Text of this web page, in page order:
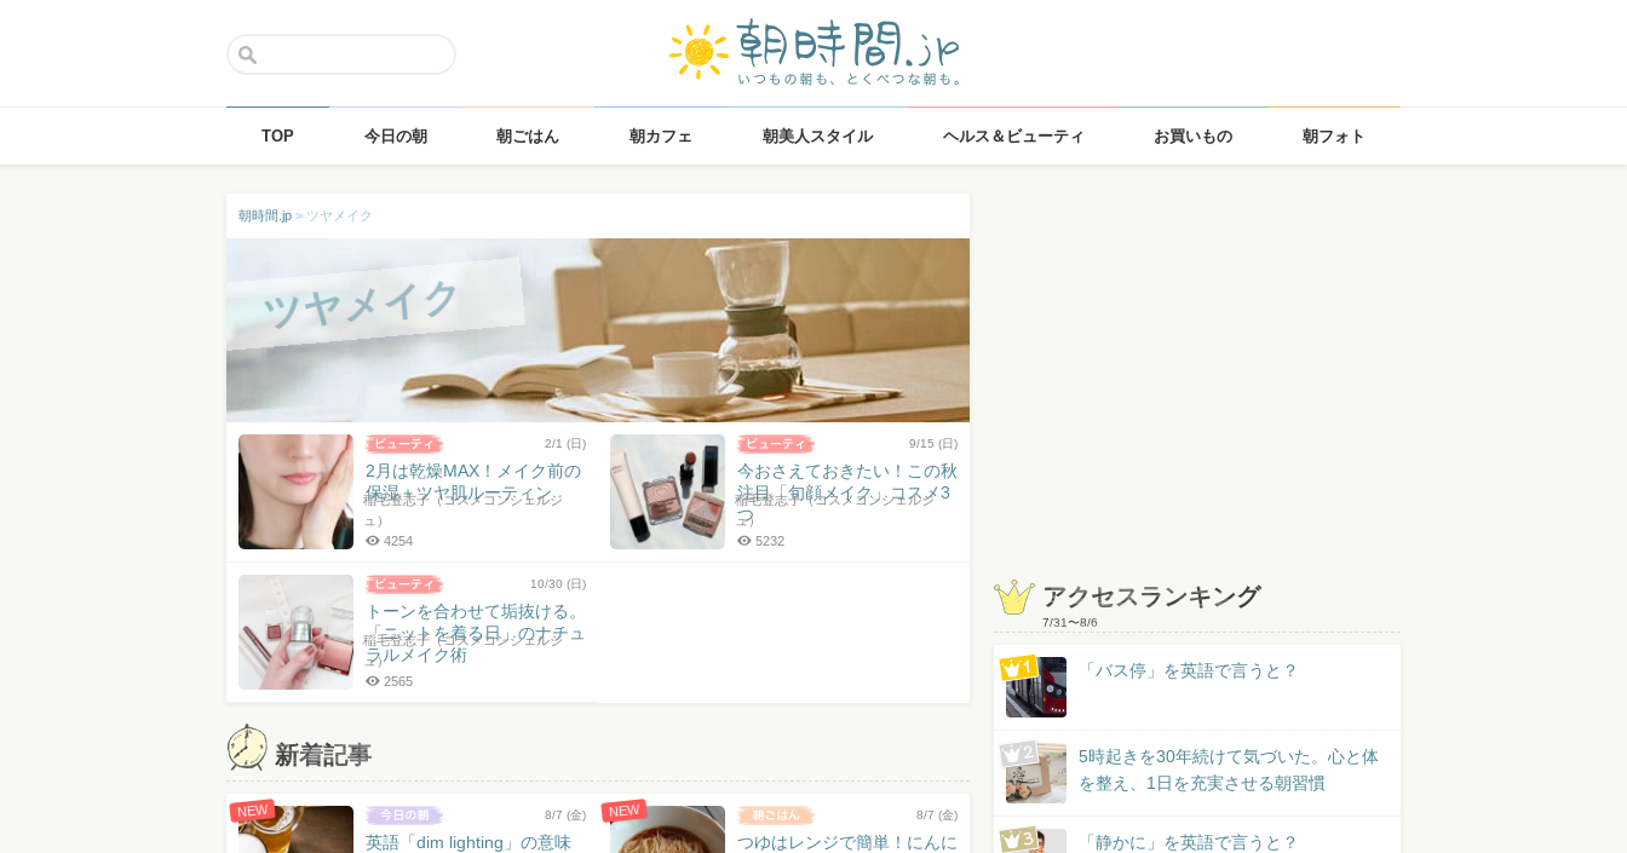
TOP 今日の朝 朝ごはん 朝カフェ 朝美人スタイル ヘルス＆ビューティ お買いもの 朝フォト
朝時間.jp > ツヤメイク
ツヤメイク
2/1 (日)
2月は乾燥MAX！メイク前の
保湿＋ツヤ肌ルーティン
稲毛登志子（コスメコンシェルジ
ュ）
4254
9/15 (日)
今おさえておきたい！この秋
注目「旬顔メイク」コスメ3
つ
稲毛登志子（コスメコンシェルジ
ュ）
5232
10/30 (日)
トーンを合わせて垢抜ける。
「ニットを着る日」のナチュ
ラルメイク術
稲毛登志子（コスメコンシェルジ
ュ）
2565
新着記事
NEW 8/7 (金)
英語「dim lighting」の意味
NEW 8/7 (金)
つゆはレンジで簡単！にんに
アクセスランキング
7/31〜8/6
「バス停」を英語で言うと？
5時起きを30年続けて気づいた。心と体
を整え、1日を充実させる朝習慣
「静かに」を英語で言うと？